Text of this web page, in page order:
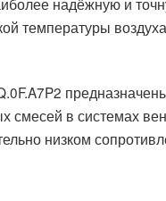
температуры
смесей в системах
низком